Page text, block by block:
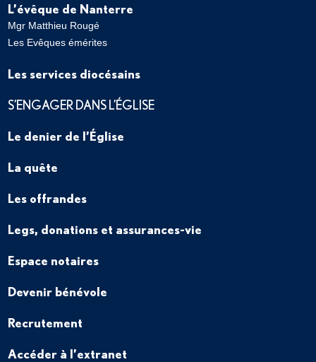
L’évêque de Nanterre
Mgr Matthieu Rougé
Les Evêques émérites
Les services diocésains
S’ENGAGER DANS L’ÉGLISE
Le denier de l’Église
La quête
Les offrandes
Legs, donations et assurances-vie
Espace notaires
Devenir bénévole
Recrutement
Accéder à l’extranet